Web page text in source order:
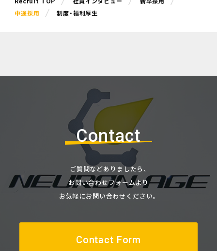
中途採用
制度・福利厚生
Contact
ご質問などありましたら、
お問い合わせフォームより
お気軽にお問い合わせください。
Contact Form